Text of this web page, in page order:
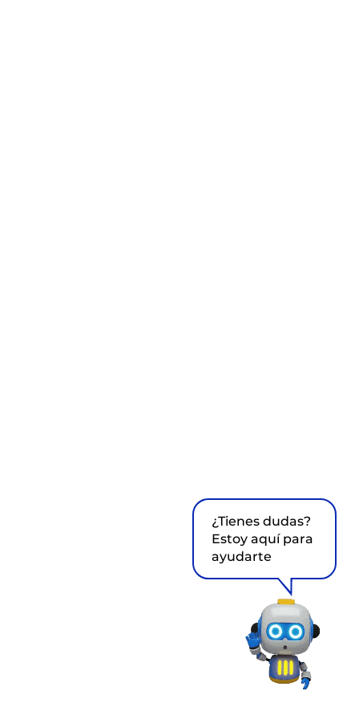
¿Tienes dudas?
Estoy aquí para
ayudarte